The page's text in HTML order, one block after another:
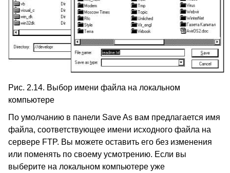
Рис. 2.14. Выбор имени файла на локальном
компьютере
По умолчанию в панели Save As вам предлагается имя
файла, соответствующее имени исходного файла на
сервере FTP. Вы можете оставить его без изменения
или поменять по своему усмотрению. Если вы
выберите на локальном компьютере уже